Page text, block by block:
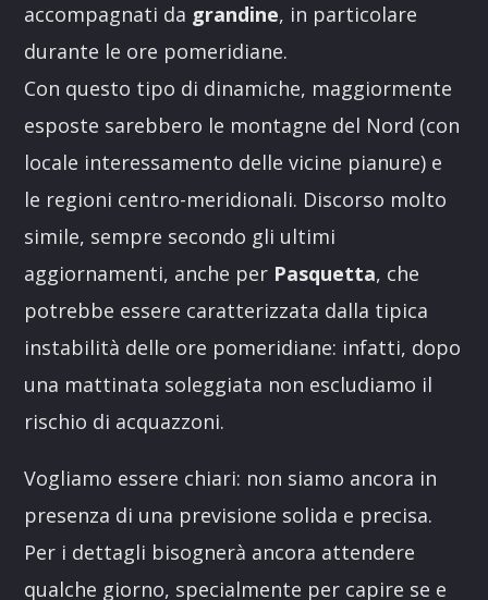
accompagnati da grandine, in particolare
durante le ore pomeridiane.
Con questo tipo di dinamiche, maggiormente
esposte sarebbero le montagne del Nord (con
locale interessamento delle vicine pianure) e
le regioni centro-meridionali. Discorso molto
simile, sempre secondo gli ultimi
aggiornamenti, anche per Pasquetta, che
potrebbe essere caratterizzata dalla tipica
instabilità delle ore pomeridiane: infatti, dopo
una mattinata soleggiata non escludiamo il
rischio di acquazzoni.
Vogliamo essere chiari: non siamo ancora in
presenza di una previsione solida e precisa.
Per i dettagli bisognerà ancora attendere
qualche giorno, specialmente per capire se e